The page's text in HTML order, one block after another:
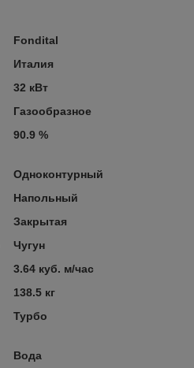
Fondital
Италия
32 кВт
Газообразное
90.9 %
Одноконтурный
Напольный
Закрытая
Чугун
3.64 куб. м/час
138.5 кг
Турбо
Вода